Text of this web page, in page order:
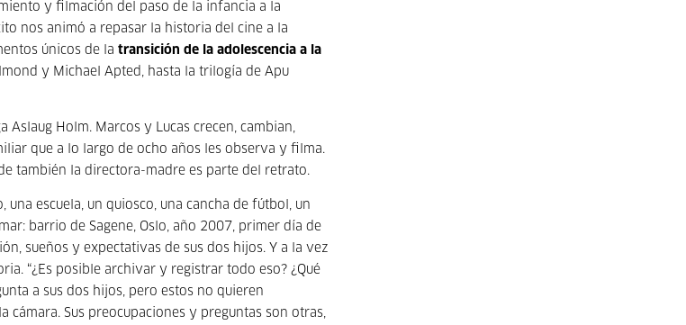
y filmación del paso de la infancia a la
nos animó a repasar la historia del cine a la
únicos de la transición de la adolescencia a la
y Michael Apted, hasta la trilogía de Apu
Aslaug Holm. Marcos y Lucas crecen, cambian,
que a lo largo de ocho años les observa y filma.
también la directora-madre es parte del retrato.
escuela, un quiosco, una cancha de fútbol, un
barrio de Sagene, Oslo, año 2007, primer día de
sueños y expectativas de sus dos hijos. Y a la vez
“¿Es posible archivar y registrar todo eso? ¿Qué
a sus dos hijos, pero estos no quieren
cámara. Sus preocupaciones y preguntas son otras,